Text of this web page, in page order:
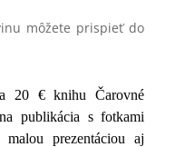
môžete prispieť do
20 € knihu Čarovné
publikácia s fotkami
prezentáciou aj